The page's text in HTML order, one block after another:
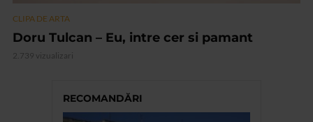
CLIPA DE ARTA
Doru Tulcan – Eu, intre cer si pamant
2.739 vizualizari
RECOMANDĂRI